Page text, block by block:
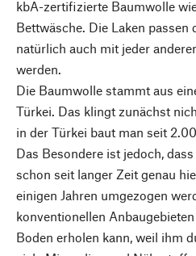
kbA-zertifizierte Baumwolle
Bettwäsche. Die Laken passen
natürlich auch mit jeder
werden.
Die Baumwolle stammt aus
Türkei. Das klingt zunächst
in der Türkei baut man seit
Das Besondere ist jedoch,
schon seit langer Zeit genau
einigen Jahren umgezogen
konventionellen
Boden erholen kann, weil ihm